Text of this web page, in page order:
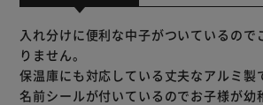
入れ分けに便利な中子がついているので
りません。
保温庫にも対応している丈夫なアルミ製
名前シールが付いているのでお子様が幼